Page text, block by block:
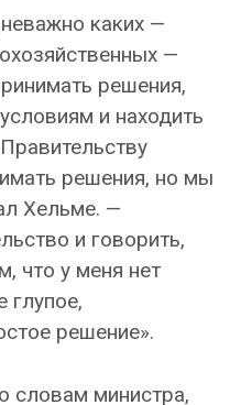
каких —
—
решения,
и находить
решения, но мы
Хельме. —
и говорить,
что у меня нет
глупое,
решение».
словам министра,